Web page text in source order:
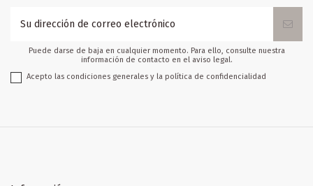
Puede darse de baja en cualquier momento. Para ello, consulte nuestra
información de contacto en el aviso legal.
Acepto las condiciones generales y la política de confidencialidad